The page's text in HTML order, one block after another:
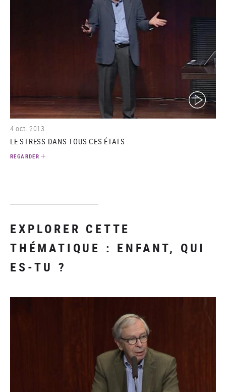
(video)
4 oct. 2013
LE STRESS DANS TOUS CES ÉTATS
REGARDER
EXPLORER CETTE
THÉMATIQUE : ENFANT, QUI
ES-TU ?